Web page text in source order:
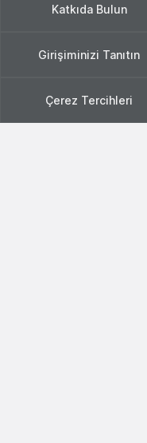
Katkıda Bulun
Girişiminizi Tanıtın
Çerez Tercihleri